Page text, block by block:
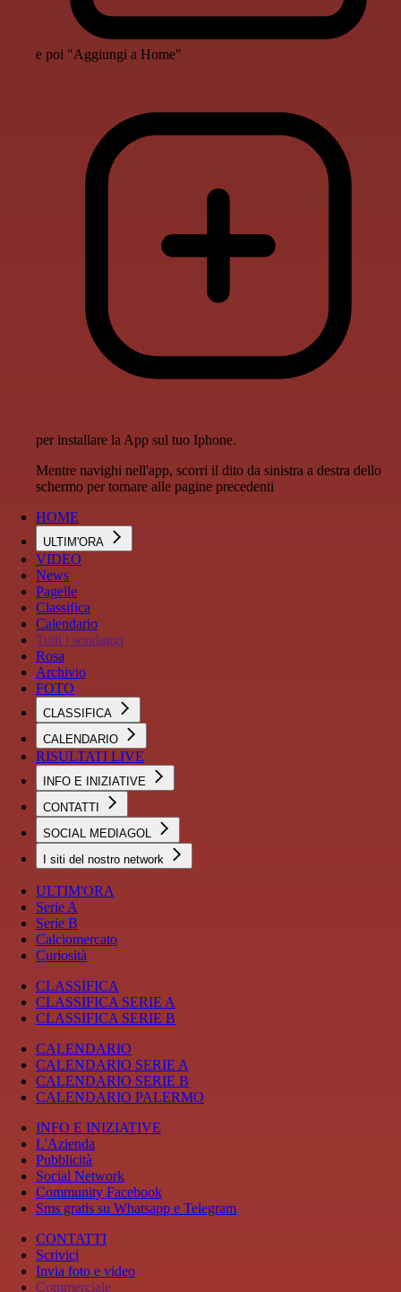
e poi "Aggiungi a Home"
per installare la App sul tuo Iphone.
Mentre navighi nell'app, scorri il dito da sinistra a destra dello
schermo per tornare alle pagine precedenti
HOME
ULTIM'ORA
VIDEO
News
Pagelle
Classifica
Calendario
Tutti i sondaggi
Rosa
Archivio
FOTO
CLASSIFICA
CALENDARIO
RISULTATI LIVE
INFO E INIZIATIVE
CONTATTI
SOCIAL MEDIAGOL
I siti del nostro network
ULTIM'ORA
Serie A
Serie B
Calciomercato
Curiosità
CLASSIFICA
CLASSIFICA SERIE A
CLASSIFICA SERIE B
CALENDARIO
CALENDARIO SERIE A
CALENDARIO SERIE B
CALENDARIO PALERMO
INFO E INIZIATIVE
L'Azienda
Pubblicità
Social Network
Community Facebook
Sms gratis su Whatsapp e Telegram
CONTATTI
Scrivici
Invia foto e video
Commerciale